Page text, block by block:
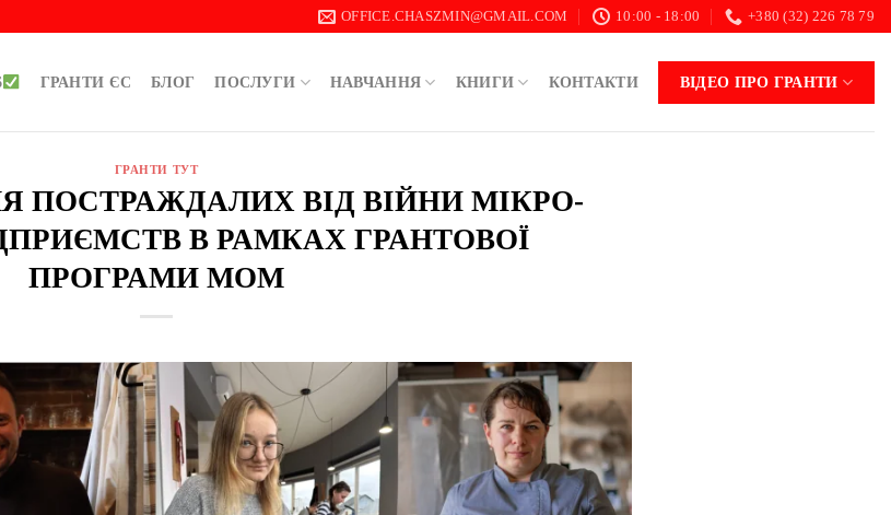
OFFICE.CHASZMIN@GMAIL.COM 10:00 - 18:00 +380 (32) 226 78 79
ГРАНТИ ЄС БЛОГ ПОСЛУГИ НАВЧАННЯ КНИГИ КОНТАКТИ ВІДЕО ПРО ГРАНТИ
ГРАНТИ ТУТ
ПОСТРАЖДАЛИХ ВІД ВІЙНИ МІКРО-
В РАМКАХ ГРАНТОВОЇ
ПРОГРАМИ МОМ